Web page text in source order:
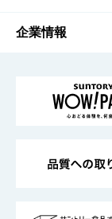
栄養成分一覧
工場見学
地域情報
サントリーホ
サントリーサ
サステナビリ
サントリー
企業情報
企業概要